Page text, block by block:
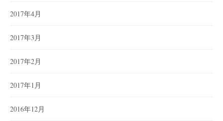
2017年4月
2017年3月
2017年2月
2017年1月
2016年12月